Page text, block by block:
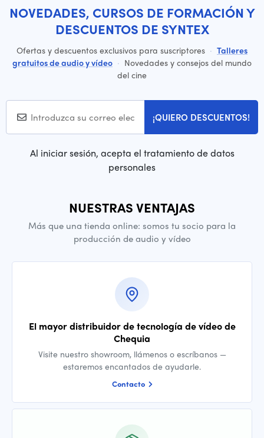
NOVEDADES, CURSOS DE FORMACIÓN Y
DESCUENTOS DE SYNTEX
Ofertas y descuentos exclusivos para suscriptores · Talleres
gratuitos de audio y vídeo · Novedades y consejos del mundo
del cine
¡QUIERO DESCUENTOS!
Al iniciar sesión, acepta el tratamiento de datos
personales
NUESTRAS VENTAJAS
Más que una tienda online: somos tu socio para la
producción de audio y vídeo
El mayor distribuidor de tecnología de vídeo de
Chequia
Visite nuestro showroom, llámenos o escríbanos —
estaremos encantados de ayudarle.
Contacto